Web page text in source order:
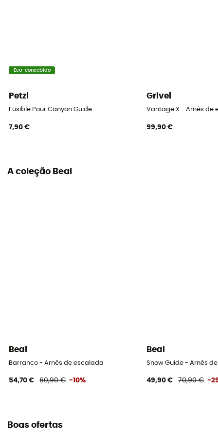
Eco-concebido
Petzl
Fusible Pour Canyon Guide
7,90 €
Grivel
Vantage X - Arnês de
99,90 €
A coleção Beal
Beal
Barranco - Arnês de escalada
54,70 € 60,90 € -10%
Beal
Snow Guide - Arnês
49,90 € 70,90 € -
Boas ofertas